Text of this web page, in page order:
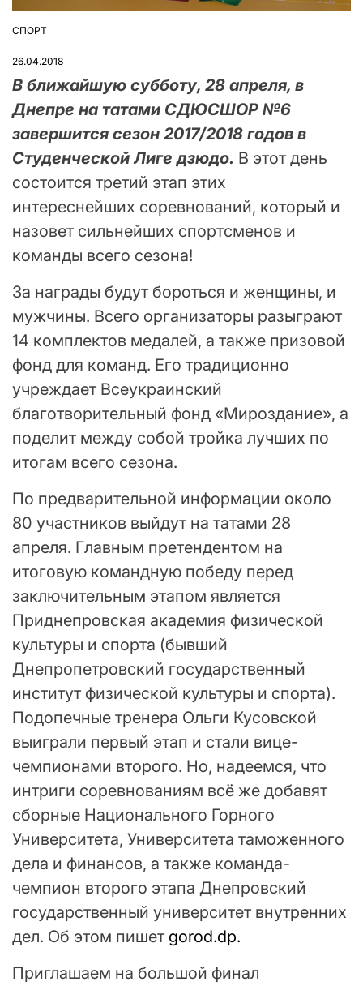
ОПУБЛІКУВАТИ
СПОРТ
26.04.2018
В ближайшую субботу, 28 апреля, в
Днепре на татами СДЮСШОР №6
завершится сезон 2017/2018 годов в
Студенческой Лиге дзюдо. В этот день
состоится третий этап этих
интереснейших соревнований, который и
назовет сильнейших спортсменов и
команды всего сезона!
За награды будут бороться и женщины, и
мужчины. Всего организаторы разыграют
14 комплектов медалей, а также призовой
фонд для команд. Его традиционно
учреждает Всеукраинский
благотворительный фонд «Мироздание», а
поделит между собой тройка лучших по
итогам всего сезона.
По предварительной информации около
80 участников выйдут на татами 28
апреля. Главным претендентом на
итоговую командную победу перед
заключительным этапом является
Приднепровская академия физической
культуры и спорта (бывший
Днепропетровский государственный
институт физической культуры и спорта).
Подопечные тренера Ольги Кусовской
выиграли первый этап и стали вице-
чемпионами второго. Но, надеемся, что
интриги соревнованиям всё же добавят
сборные Национального Горного
Университета, Университета таможенного
дела и финансов, а также команда-
чемпион второго этапа Днепровский
государственный университет внутренних
дел. Об этом пишет gorod.dp.
Приглашаем на большой финал